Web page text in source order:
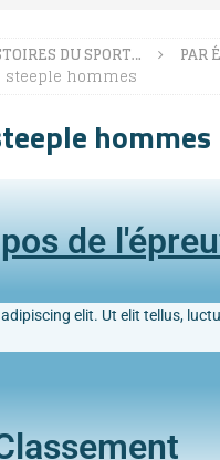
DU SPORT…
PAR
steeple hommes
hommes
de
elit. Ut elit tellus,